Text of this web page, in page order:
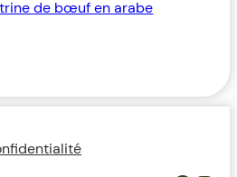
de bœuf en arabe